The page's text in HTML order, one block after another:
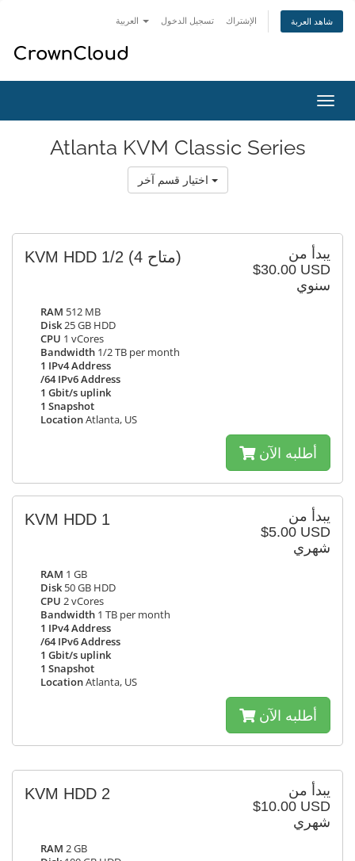
تسجيل الدخول الإشتراك شاهد العربة
تبديل
التنقل
Atlanta KVM Classic Series
يبدأ من
$30.00 USD
سنوي
KVM HDD 1/2 (4 متاح)
RAM 512 MB
Disk25 GB HDD
CPU 1 vCores
Bandwidth 1/2 TB per month
1 IPv4 Address
/64 IPv6 Address
1 Gbit/s uplink
1 Snapshot
LocationAtlanta, US
أطلبه الآن
يبدأ من
$5.00 USD
شهري
KVM HDD 1
RAM 1 GB
Disk 50 GB HDD
CPU 2 vCores
Bandwidth 1 TB per month
1 IPv4 Address
/64 IPv6 Address
1 Gbit/s uplink
1 Snapshot
LocationAtlanta, US
أطلبه الآن
يبدأ من
$10.00 USD
شهري
KVM HDD 2
RAM 2 GB